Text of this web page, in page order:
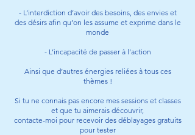
- L’interdiction d’avoir des besoins, des envies et
des désirs afin qu’on les assume et exprime dans le
monde
- L’incapacité de passer à l’action
Ainsi que d’autres énergies reliées à tous ces
thèmes !
Si tu ne connais pas encore mes sessions et classes
et que tu aimerais découvrir,
contacte-moi pour recevoir des déblayages gratuits
pour tester